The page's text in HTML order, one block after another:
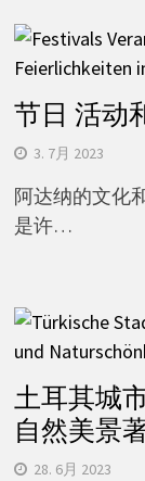
节日 活动
3. 7月 2023
阿达纳的文化
是许…
土耳其城
自然美景
28. 6月 2023